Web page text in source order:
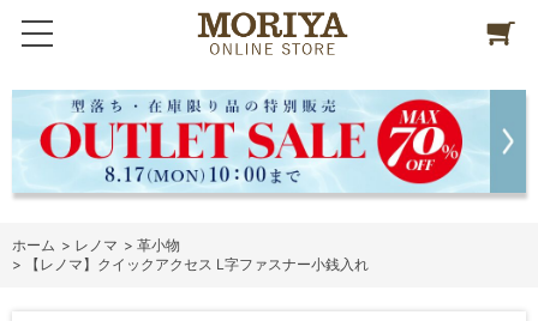
ホーム > レノマ > 革小物
>
【レノマ】クイックアクセス L字ファスナー小銭入れ